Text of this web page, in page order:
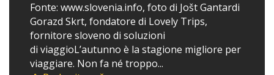
Fonte: www.slovenia.info, foto di Jošt Gantardi
Gorazd Skrt, fondatore di Lovely Trips,
fornitore sloveno di soluzioni
di viaggioL’autunno è la stagione migliore per
viaggiare. Non fa né troppo...